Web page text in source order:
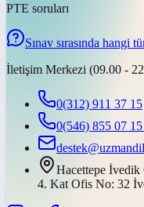
PTE soruları
Sınav sırasında hangi
İletişim Merkezi (09.00 -
0(312) 911 37 15
0(546) 855 07 15
Hacettepe
4. Kat Ofis No: 32